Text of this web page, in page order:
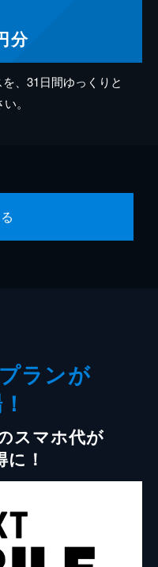
分
、31日間ゆっくりと
。
ランが
スマホ代が
！